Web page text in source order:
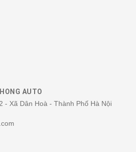
AUTO
- Xã Dân Hoà - Thành Phố Hà Nội